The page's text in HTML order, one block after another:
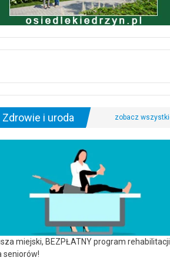
Zdrowie i uroda
miejski, BEZPŁATNY program rehabilitacji
seniorów!